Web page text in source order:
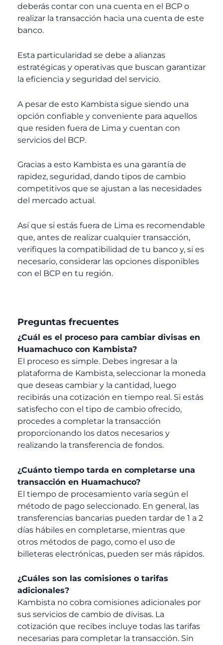
deberás contar con una cuenta en el BCP o
realizar la transacción hacia una cuenta de este
banco.
Esta particularidad se debe a alianzas
estratégicas y operativas que buscan garantizar
la eficiencia y seguridad del servicio.
A pesar de esto Kambista sigue siendo una
opción confiable y conveniente para aquellos
que residen fuera de Lima y cuentan con
servicios del BCP.
Gracias a esto Kambista es una garantía de
rapidez, seguridad, dando tipos de cambio
competitivos que se ajustan a las necesidades
del mercado actual.
Así que si estás fuera de Lima es recomendable
que, antes de realizar cualquier transacción,
verifiques la compatibilidad de tu banco y, si es
necesario, considerar las opciones disponibles
con el BCP en tu región.
Preguntas frecuentes
¿Cuál es el proceso para cambiar divisas en
Huamachuco con Kambista?
El proceso es simple. Debes ingresar a la
plataforma de Kambista, seleccionar la moneda
que deseas cambiar y la cantidad, luego
recibirás una cotización en tiempo real. Si estás
satisfecho con el tipo de cambio ofrecido,
procedes a completar la transacción
proporcionando los datos necesarios y
realizando la transferencia de fondos.
¿Cuánto tiempo tarda en completarse una
transacción en Huamachuco?
El tiempo de procesamiento varía según el
método de pago seleccionado. En general, las
transferencias bancarias pueden tardar de 1 a 2
días hábiles en completarse, mientras que
otros métodos de pago, como el uso de
billeteras electrónicas, pueden ser más rápidos.
¿Cuáles son las comisiones o tarifas
adicionales?
Kambista no cobra comisiones adicionales por
sus servicios de cambio de divisas. La
cotización que recibes incluye todas las tarifas
necesarias para completar la transacción. Sin